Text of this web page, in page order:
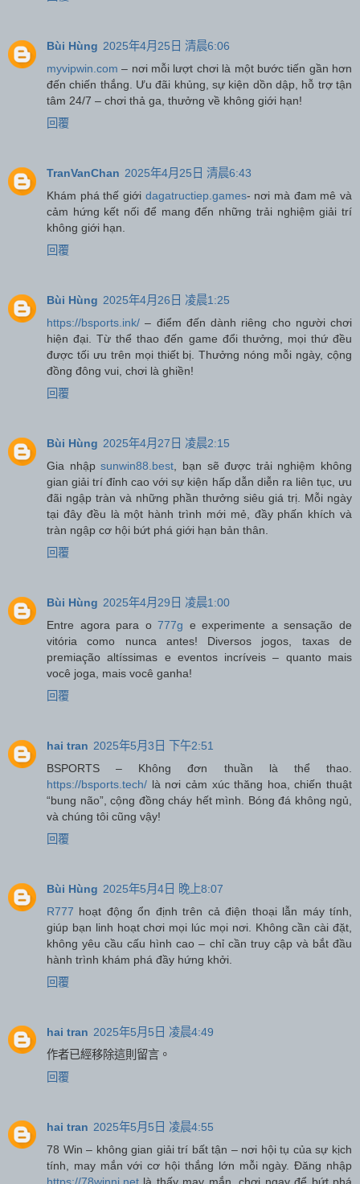
Bùi Hùng 2025年4月25日 清晨6:06
myvipwin.com – nơi mỗi lượt chơi là một bước tiến gần hơn
đến chiến thắng. Ưu đãi khủng, sự kiện dồn dập, hỗ trợ tận
tâm 24/7 – chơi thả ga, thưởng về không giới hạn!
回覆
TranVanChan 2025年4月25日 清晨6:43
Khám phá thế giới dagatructiep.games- nơi mà đam mê và
cảm hứng kết nối để mang đến những trải nghiệm giải trí
không giới hạn.
回覆
Bùi Hùng 2025年4月26日 凌晨1:25
https://bsports.ink/ – điểm đến dành riêng cho người chơi
hiện đại. Từ thể thao đến game đổi thưởng, mọi thứ đều
được tối ưu trên mọi thiết bị. Thưởng nóng mỗi ngày, cộng
đồng đông vui, chơi là ghiền!
回覆
Bùi Hùng 2025年4月27日 凌晨2:15
Gia nhậpsunwin88.best , bạn sẽ được trải nghiệm không
gian giải trí đỉnh cao với sự kiện hấp dẫn diễn ra liên tục, ưu
đãi ngập tràn và những phần thưởng siêu giá trị. Mỗi ngày
tại đây đều là một hành trình mới mẻ, đầy phấn khích và
tràn ngập cơ hội bứt phá giới hạn bản thân.
回覆
Bùi Hùng 2025年4月29日 凌晨1:00
Entre agora para o777g e experimente a sensação de
vitória como nunca antes! Diversos jogos, taxas de
premiação altíssimas e eventos incríveis – quanto mais
você joga, mais você ganha!
回覆
hai tran 2025年5月3日 下午2:51
BSPORTS – Không đơn thuần là thể thao.
https://bsports.tech/ là nơi cảm xúc thăng hoa, chiến thuật
“bung não”, cộng đồng cháy hết mình. Bóng đá không ngủ,
và chúng tôi cũng vậy!
回覆
Bùi Hùng 2025年5月4日 晚上8:07
R777 hoạt động ổn định trên cả điện thoại lẫn máy tính,
giúp bạn linh hoạt chơi mọi lúc mọi nơi. Không cần cài đặt,
không yêu cầu cấu hình cao – chỉ cần truy cập và bắt đầu
hành trình khám phá đầy hứng khởi.
回覆
hai tran 2025年5月5日 凌晨4:49
作者已經移除這則留言。
回覆
hai tran 2025年5月5日 凌晨4:55
78 Win – không gian giải trí bất tận – nơi hội tụ của sự kịch
tính, may mắn với cơ hội thắng lớn mỗi ngày. Đăng nhập
https://78winni.net là thấy may mắn, chơi ngay để bứt phá